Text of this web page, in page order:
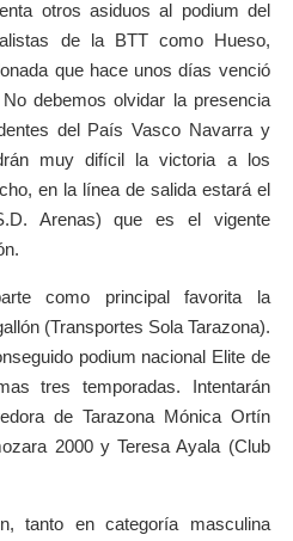
otros asiduos al podium del
de la BTT como Hueso,
que hace unos días venció
debemos olvidar la presencia
del País Vasco Navarra y
muy difícil la victoria a los
en la línea de salida estará el
Arenas) que es el vigente
como principal favorita la
(Transportes Sola Tarazona).
podium nacional Elite de
tres temporadas. Intentarán
de Tarazona Mónica Ortín
2000 y Teresa Ayala (Club
tanto en categoría masculina